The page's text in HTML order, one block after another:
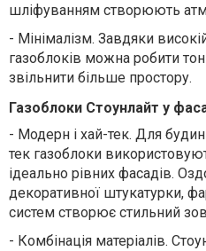
шліфуванням створюють
- Мінімалізм. Завдяки
газоблоків можна робити
звільнити більше простору.
Газоблоки Стоунлайт у
- Модерн і хай-тек. Для
тек газоблоки
ідеально рівних фасадів.
декоративної штукатурки,
систем створює стильний
- Комбінація матеріалів.